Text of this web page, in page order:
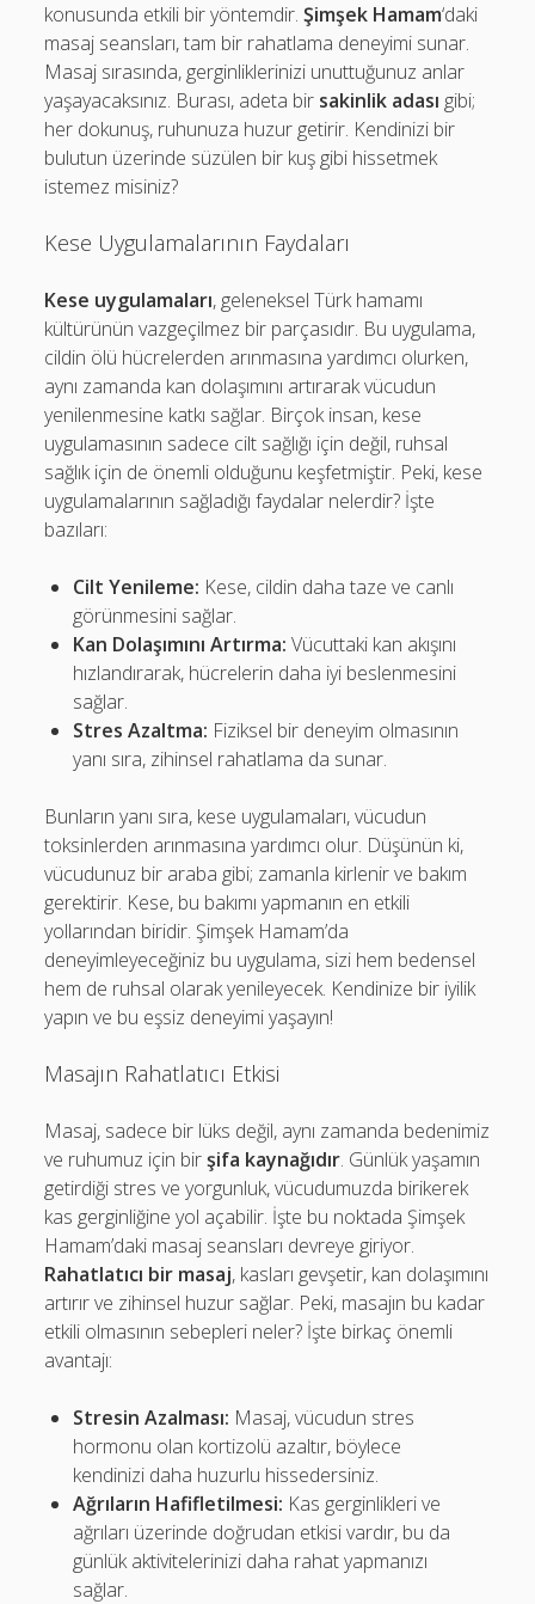
konusunda etkili bir yöntemdir.Şimşek Hamam‘daki
masaj seansları, tam bir rahatlama deneyimi sunar.
Masaj sırasında, gerginliklerinizi unuttuğunuz anlar
yaşayacaksınız. Burası, adeta bir sakinlik adası gibi;
her dokunuş, ruhunuza huzur getirir. Kendinizi bir
bulutun üzerinde süzülen bir kuş gibi hissetmek
istemez misiniz?
Kese Uygulamalarının Faydaları
Kese uygulamaları, geleneksel Türk hamamı
kültürünün vazgeçilmez bir parçasıdır. Bu uygulama,
cildin ölü hücrelerden arınmasına yardımcı olurken,
aynı zamanda kan dolaşımını artırarak vücudun
yenilenmesine katkı sağlar. Birçok insan, kese
uygulamasının sadece cilt sağlığı için değil, ruhsal
sağlık için de önemli olduğunu keşfetmiştir. Peki, kese
uygulamalarının sağladığı faydalar nelerdir? İşte
bazıları:
Cilt Yenileme: Kese, cildin daha taze ve canlı
görünmesini sağlar.
Kan Dolaşımını Artırma: Vücuttaki kan akışını
hızlandırarak, hücrelerin daha iyi beslenmesini
sağlar.
Stres Azaltma: Fiziksel bir deneyim olmasının
yanı sıra, zihinsel rahatlama da sunar.
Bunların yanı sıra, kese uygulamaları, vücudun
toksinlerden arınmasına yardımcı olur. Düşünün ki,
vücudunuz bir araba gibi; zamanla kirlenir ve bakım
gerektirir. Kese, bu bakımı yapmanın en etkili
yollarından biridir. Şimşek Hamam’da
deneyimleyeceğiniz bu uygulama, sizi hem bedensel
hem de ruhsal olarak yenileyecek. Kendinize bir iyilik
yapın ve bu eşsiz deneyimi yaşayın!
Masajın Rahatlatıcı Etkisi
Masaj, sadece bir lüks değil, aynı zamanda bedenimiz
ve ruhumuz için birşifa kaynağıdır. Günlük yaşamın
getirdiği stres ve yorgunluk, vücudumuzda birikerek
kas gerginliğine yol açabilir. İşte bu noktada Şimşek
Hamam’daki masaj seansları devreye giriyor.
Rahatlatıcı bir masaj, kasları gevşetir, kan dolaşımını
artırır ve zihinsel huzur sağlar. Peki, masajın bu kadar
etkili olmasının sebepleri neler? İşte birkaç önemli
avantajı:
Stresin Azalması: Masaj, vücudun stres
hormonu olan kortizolü azaltır, böylece
kendinizi daha huzurlu hissedersiniz.
Ağrıların Hafifletilmesi: Kas gerginlikleri ve
ağrıları üzerinde doğrudan etkisi vardır, bu da
günlük aktivitelerinizi daha rahat yapmanızı
sağlar.